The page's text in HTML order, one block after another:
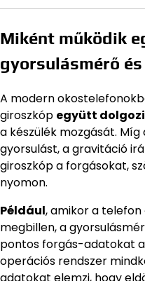
Miként működik
gyorsulásmérő
A modern
giroszkóp együtt
a készülék mozgását.
gyorsulást, a gravitáció
giroszkóp a forgásokat,
nyomon.
Például, amikor a
megbillen, a
pontos forgás-adatokat
operációs rendszer
adatokat elemzi, hogy